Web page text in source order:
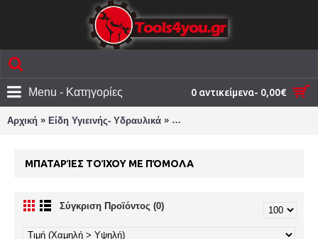
0 αντικείμενα- 0,00€
Menu - Κατηγορίες
Αρχική » Είδη Υγιεινής- Υδραυλικά » Μπαταρίες λουτρού/νεροχύτου/
ΜΠΑΤΑΡΊΕΣ ΤΟΊΧΟΥ ΜΕ ΠΌΜΟΛΑ
Σύγκριση Προϊόντος (0)